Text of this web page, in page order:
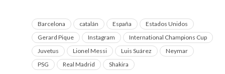
Barcelona catalán España
Estados Unidos
Gerard Pique
Instagram
International Champions Cup
Juvetus
Lionel Messi Luis Suárez
Neymar
PSG
Real Madrid Shakira